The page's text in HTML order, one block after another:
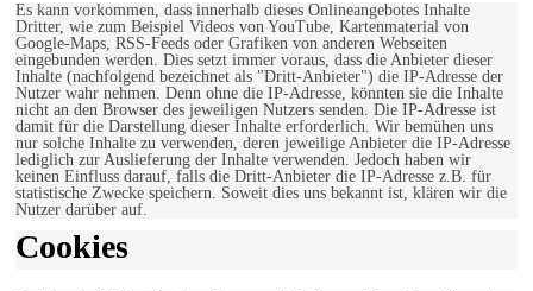
Es kann vorkommen, dass innerhalb dieses Onlineangebotes Inhalte
Dritter, wie zum Beispiel Videos von YouTube, Kartenmaterial von
Google-Maps, RSS-Feeds oder Grafiken von anderen Webseiten
eingebunden werden. Dies setzt immer voraus, dass die Anbieter dieser
Inhalte (nachfolgend bezeichnet als "Dritt-Anbieter") die IP-Adresse der
Nutzer wahr nehmen. Denn ohne die IP-Adresse, könnten sie die Inhalte
nicht an den Browser des jeweiligen Nutzers senden. Die IP-Adresse ist
damit für die Darstellung dieser Inhalte erforderlich. Wir bemühen uns
nur solche Inhalte zu verwenden, deren jeweilige Anbieter die IP-Adresse
lediglich zur Auslieferung der Inhalte verwenden. Jedoch haben wir
keinen Einfluss darauf, falls die Dritt-Anbieter die IP-Adresse z.B. für
statistische Zwecke speichern. Soweit dies uns bekannt ist, klären wir die
Nutzer darüber auf.
Cookies